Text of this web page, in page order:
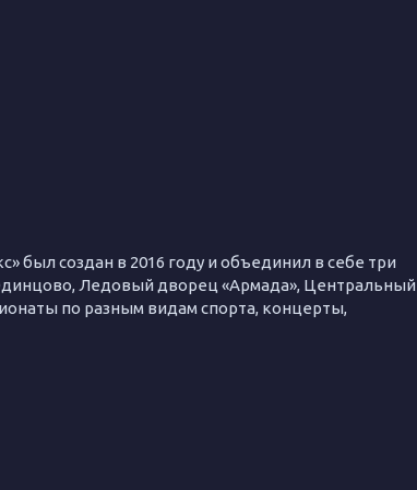
создан в 2016 году и объединил в себе три
Ледовый дворец «Армада», Центральный
по разным видам спорта, концерты,